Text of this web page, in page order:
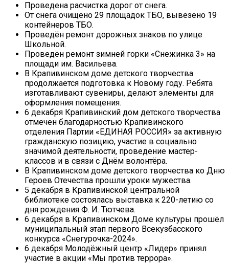
Проведена расчистка дорог от снега.
От снега очищено 29 площадок ТБО, вывезено 19
контейнеров ТБО.
Проведён ремонт дорожных знаков по улице
Школьной.
Проведён ремонт зимней горки «Снежинка 3» на
площади им. Васильева.
В Крапивинском доме детского творчества
продолжается подготовка к Новому году. Ребята
изготавливают сувениры, делают элементы для
оформления помещения.
6 декабря Крапивинский дом детского творчества
отмечен благодарностью Крапивинского
отделения Партии «ЕДИНАЯ РОССИЯ» за активную
гражданскую позицию, участие в социально
значимой деятельности, проведение мастер-
классов и в связи с Днём волонтёра.
В Крапивинском доме детского творчества ко Дню
Героев Отечества прошли уроки мужества.
5 декабря в Крапивинской центральной
библиотеке состоялась выставка к 220-летию со
дня рождения Ф. И. Тютчева.
6 декабря в Крапивинском Доме культуры прошёл
муниципальный этап первого Всекузбасского
конкурса «Снегурочка-2024».
6 декабря Молодёжный центр «Лидер» принял
участие в акции «Мы против террора».